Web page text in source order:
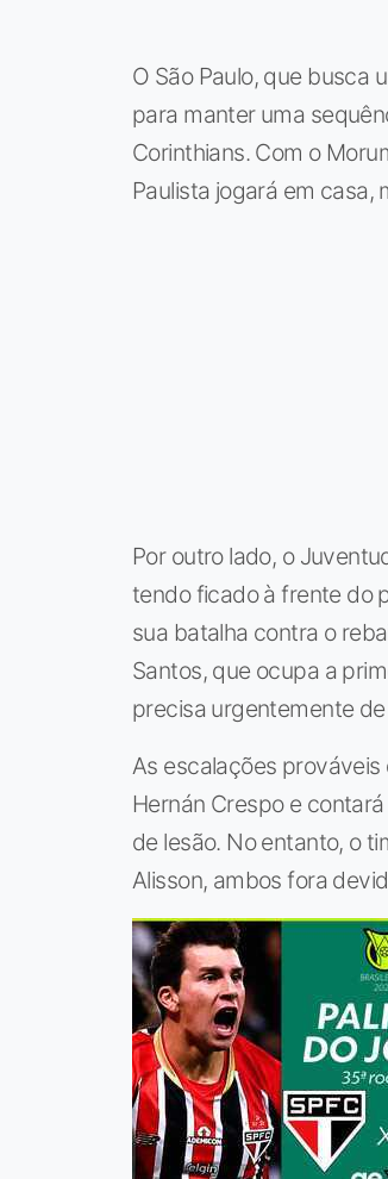
O São Paulo, que busca
para manter uma
Corinthians. Com o
Paulista jogará em casa,
Por outro lado, o
tendo ficado à frente do
sua batalha contra o
Santos, que ocupa a
precisa urgentemente
As escalações prováveis
Hernán Crespo e
de lesão. No entanto, o
Alisson, ambos fora